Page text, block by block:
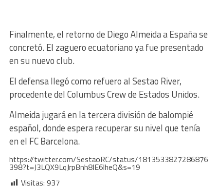
Finalmente, el retorno de Diego Almeida a España se
concretó. El zaguero ecuatoriano ya fue presentado
en su nuevo club.
El defensa llegó como refuero al Sestao River,
procedente del Columbus Crew de Estados Unidos.
Almeida jugará en la tercera división de balompié
español, donde espera recuperar su nivel que tenía
en el FC Barcelona.
https://twitter.com/SestaoRC/status/1813533827286876
398?t=J3LQX9LqJrpBnh8IE6lheQ&s=19
Visitas: 937